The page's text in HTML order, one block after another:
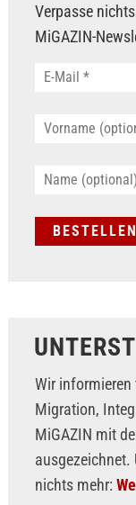
Verpasse
MiGAZIN-
Wir
Migration,
MiGAZIN mit
ausgezeichnet.
nichts mehr: